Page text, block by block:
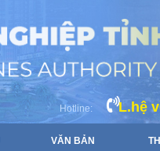
Hotline: L.hệ
VĂN BẢN